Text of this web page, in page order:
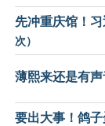
先冲重庆馆！
次）
薄熙来还是有
要出大事！鸽